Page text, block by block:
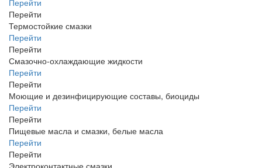
Перейти
Термостойкие смазки
Перейти
Перейти
Смазочно-охлаждающие жидкости
Перейти
Перейти
Моющие и дезинфицирующие составы, биоциды
Перейти
Перейти
Пищевые масла и смазки, белые масла
Перейти
Перейти
Электроконтактные смазки